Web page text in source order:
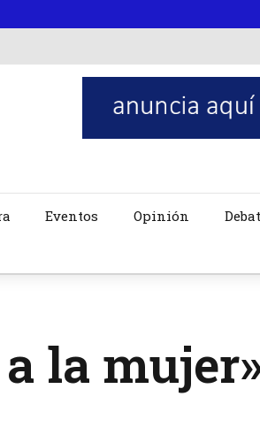
Eventos Opinión
a la